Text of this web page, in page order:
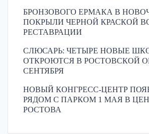
БРОНЗОВОГО ЕРМАКА В
ПОКРЫЛИ ЧЕРНОЙ КРАСКОЙ
РЕСТАВРАЦИИ
СЛЮСАРЬ: ЧЕТЫРЕ НОВЫЕ
ОТКРОЮТСЯ В РОСТОВСКОЙ
СЕНТЯБРЯ
НОВЫЙ КОНГРЕСС-ЦЕНТР
РЯДОМ С ПАРКОМ 1 МАЯ В
РОСТОВА